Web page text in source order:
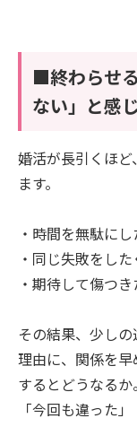
■終わらせ
ない」と感
婚活が長引くほ
ます。
・時間を無駄にし
・同じ失敗をした
・期待して傷つき
その結果、少し
理由に、関係を早
するとどうなるか。
「今回も違った」